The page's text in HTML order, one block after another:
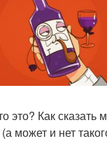
это? Как сказать
может и нет